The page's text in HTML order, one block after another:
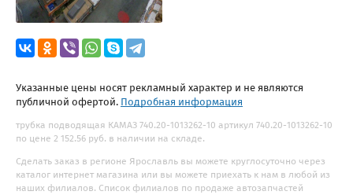
Указанные цены носят рекламный характер и не являются
публичной офертой. Подробная информация
трубка подводящая КАМАЗ 740.20-1013262-10 артикул 740.20-1013262-10
по цене 2 152.56 руб. в наличии на складе.
Сделать заказ в регионе Ярославль вы можете круглосуточно через
каталог интернет магазина или вы можете приехать к нам в любой из
наших филиалов. Список филиалов по продаже автозапчастей